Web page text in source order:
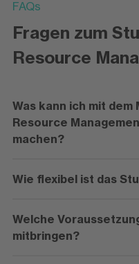
FAQs
Fragen zum
Resource
Was kann ich mit dem
Resource Management (M.Sc.)
machen?
Wie flexibel ist das
Welche
mitbringen?